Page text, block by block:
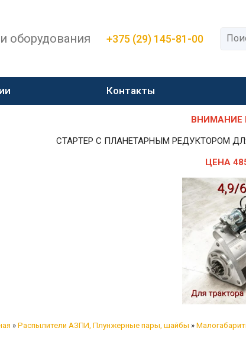
оборудования +375 (29) 145-81-00
Контакты
ВНИМАНИЕ
СТАРТЕР С ПЛАНЕТАРНЫМ РЕДУКТОРОМ
ЦЕНА
» Распылители АЗПИ, Плунжерные пары, шайбы »